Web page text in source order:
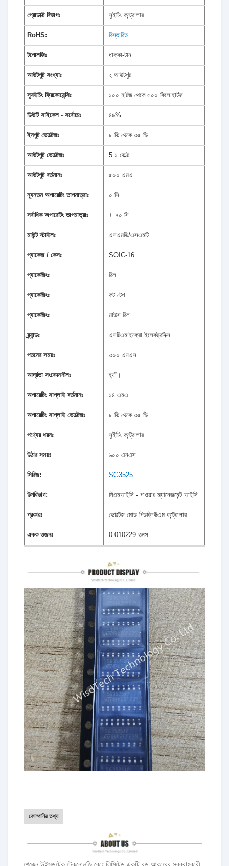
প্রোডাক্ট বিভাগঃ সুইচিং কন্ট্রোলার
RoHS: বিস্তারিত
টপোলজিঃ ধাক্কা-টান
আউটপুট সংখ্যাঃ ২ আউটপুট
স্যুইচিং ফ্রিকোয়েন্সিঃ ১০০ হার্টজ থেকে ৫০০ কিলোহার্টজ
ডিউটি সাইকেল - সর্বোচ্চঃ ৪৯%
ইনপুট ভোল্টেজঃ ৮ ভি থেকে ৩৫ ভি
আউটপুট ভোল্টেজঃ 5.১ ভোল্ট
আউটপুট বর্তমানঃ ৫০০ এমএ
ন্যূনতম অপারেটিং তাপমাত্রাঃ ০ সি
সর্বাধিক অপারেটিং তাপমাত্রাঃ + ৭০ সি
মাউন্ট স্টাইলঃ এসএমডি/এসএমটি
প্যাকেজ / কেসঃ SOIC-16
প্যাকেজিংঃ রিল
প্যাকেজিংঃ কট টেপ
প্যাকেজিংঃ মাউস রিল
ব্র্যান্ডঃ এসটিএমাইক্রো ইলেকট্রনিক্স
পতনের সময়ঃ ৩০০ এনএস
আর্দ্রতা সংবেদনশীলঃ হ্যাঁ।
অপারেটিং সাপ্লাই বর্তমানঃ ১৪ এমএ
অপারেটিং সাপ্লাই ভোল্টেজঃ ৮ ভি থেকে ৩৫ ভি
পণ্যের ধরনঃ সুইচিং কন্ট্রোলার
উঠার সময়ঃ ৬০০ এনএস
সিরিজ: SG3525
উপবিভাগ: পিএমআইসি - পাওয়ার ম্যানেজমেন্ট আইসি
প্রকারঃ ভোল্টেজ মোড পিডব্লিউএম কন্ট্রোলার
একক ওজনঃ 0.010229 ওনস
কোম্পানির তথ্য